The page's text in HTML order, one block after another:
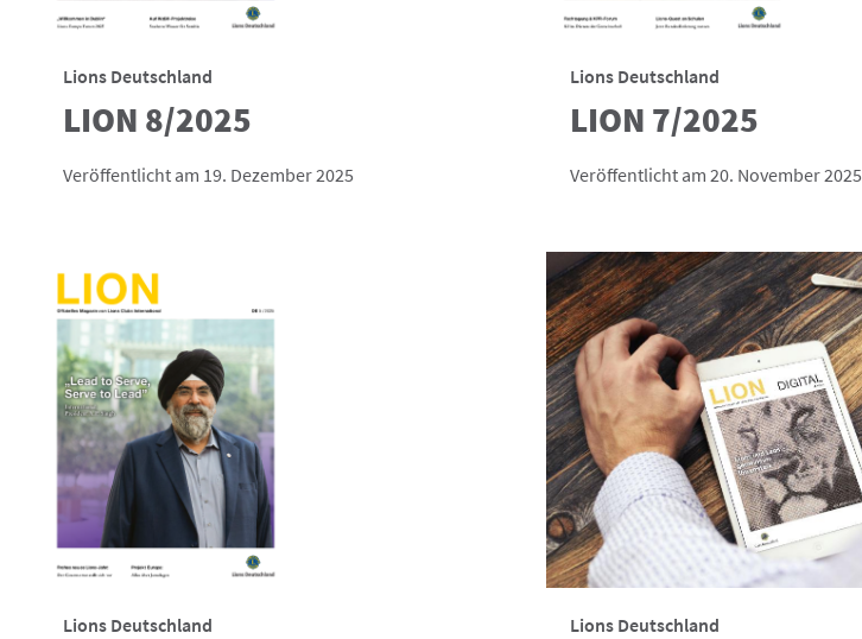
Lions Deutschland
LION 8/2025
Veröffentlicht am 19. Dezember 2025
Lions Deutschland
LION 7/2025
Veröffentlicht am 20. November 2025
Lions Deutschland Lions Deutschland